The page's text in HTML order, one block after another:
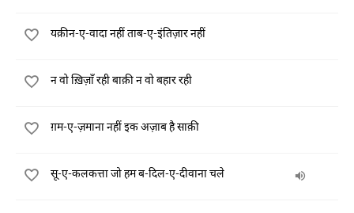
यक़ीन-ए-वादा नहीं ताब-ए-इंतिज़ार नहीं
न वो ख़िज़ाँ रही बाक़ी न वो बहार रही
ग़म-ए-ज़माना नहीं इक अज़ाब है साक़ी
सू-ए-कलकत्ता जो हम ब-दिल-ए-दीवाना चले